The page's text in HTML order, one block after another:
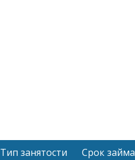
Тип занятости Срок займа